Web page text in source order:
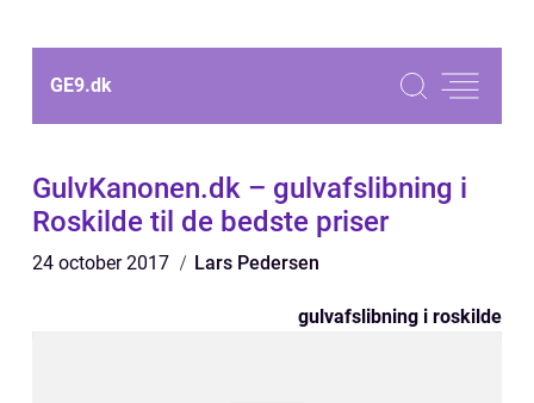
GE9.dk
GulvKanonen.dk – gulvafslibning i
Roskilde til de bedste priser
24 october 2017 Lars Pedersen
gulvafslibning i roskilde